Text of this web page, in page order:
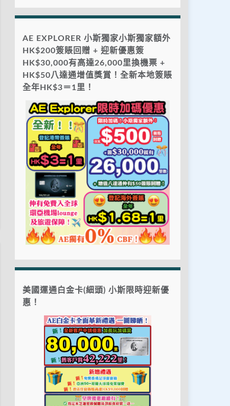
AE EXPLORER 小斯獨家小斯獨家額外
HK$200簽賬回贈 + 迎新優惠簽
HK$30,000有高達26,000里換機票 +
HK$50八達通增值獎賞！全新本地簽賬
全年HK$3＝1里！
美國運通白金卡(細頭) 小斯限時迎新優
惠！